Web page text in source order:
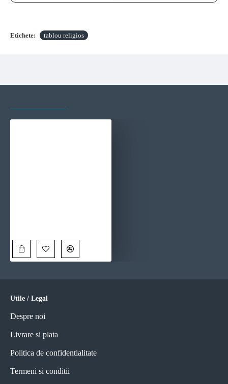
Etichete: tablou religios
Utile / Legal
Despre noi
Livrare si plata
Politica de confidentialitate
Termeni si conditii